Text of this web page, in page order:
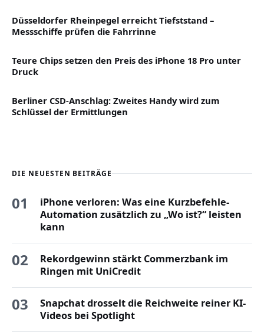
Düsseldorfer Rheinpegel erreicht Tiefststand –
Messschiffe prüfen die Fahrrinne
Teure Chips setzen den Preis des iPhone 18 Pro unter
Druck
Berliner CSD-Anschlag: Zweites Handy wird zum
Schlüssel der Ermittlungen
DIE NEUESTEN BEITRÄGE
01
iPhone verloren: Was eine Kurzbefehle-
Automation zusätzlich zu „Wo ist?“ leisten
kann
02
Rekordgewinn stärkt Commerzbank im
Ringen mit UniCredit
03
Snapchat drosselt die Reichweite reiner KI-
Videos bei Spotlight